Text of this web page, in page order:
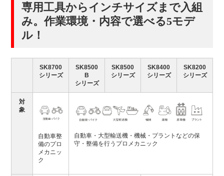
専用工具からインチサイズまで入組
み。作業環境・内容で選べる5モデ
ル！
SK8700
シリーズ
SK8500
B
シリーズ
SK8500
シリーズ
SK8400
シリーズ
SK8200
シリーズ
対
象
自動車整
備のプロ
メカニッ
ク
自動車・大型輸送機・機械・プラントなどの保
守・整備を行うプロメカニック